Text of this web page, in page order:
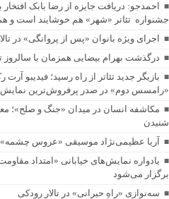
احمدجو: دریافت جایزه از رضا بابک افتخار
جشنواره تئاتر «شهر» هم خوشایند است و
اجرای ویژه بانوان «پس از پروانگی» در
درگذشت بهرام بیضایی همزمان با
بازیگر جدید تئاتر از راه رسید؛ فیدیبو
«رامسس دوم» در صدر پرفروش‌ترین
مکاشفه انسان در میدان «جنگ و صلح»؛
شنیدن
آریا عظیمی‌نژاد موسیقی «عروس
برگزار می‌شود
سه‌نوازی «راهِ حیرانی» در تالار رودکی